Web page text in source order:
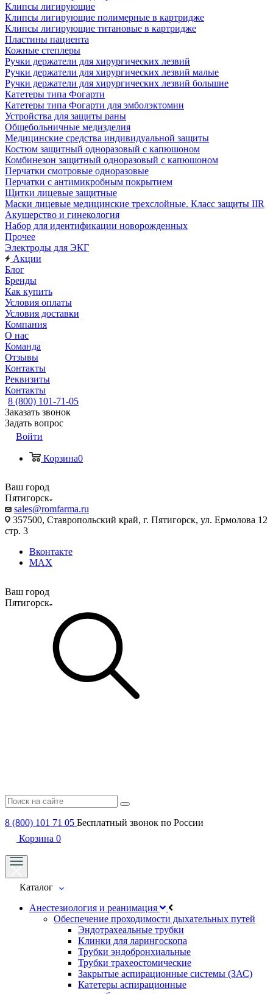
Клипсы лигирующие
Клипсы лигирующие полимерные в картридже
Клипсы лигирующие титановые в картридже
Пластины пациента
Кожные степлеры
Ручки держатели для хирургических лезвий
Ручки держатели для хирургических лезвий малые
Ручки держатели для хирургических лезвий большие
Катетеры типа Фогарти
Катетеры типа Фогарти для эмболэктомии
Устройства для защиты раны
Общебольничные медизделия
Медицинские средства индивидуальной защиты
Костюм защитный одноразовый с капюшоном
Комбинезон защитный одноразовый с капюшоном
Перчатки смотровые одноразовые
Перчатки с антимикробным покрытием
Щитки лицевые защитные
Маски лицевые медицинские трехслойные. Класс защиты IIR
Акушерство и гинекология
Набор для идентификации новорожденных
Прочее
Электроды для ЭКГ
Акции
Блог
Бренды
Как купить
Условия оплаты
Условия доставки
Компания
О нас
Команда
Отзывы
Контакты
Реквизиты
Контакты
8 (800) 101-71-05
Заказать звонок
Задать вопрос
Войти
Корзина0
Ваш город
Пятигорск
sales@romfarma.ru
357500, Ставропольский край, г. Пятигорск, ул. Ермолова 12
стр. 3
Вконтакте
MAX
Ваш город
Пятигорск
8 (800) 101 71 05 Бесплатный звонок по России
Корзина 0
Каталог
Анестезиология и реанимация
Обеспечение проходимости дыхательных путей
Эндотрахеальные трубки
Клинки для ларингоскопа
Трубки эндобронхиальные
Трубки трахеостомические
Закрытые аспирационные системы (ЗАС)
Катетеры аспирационные